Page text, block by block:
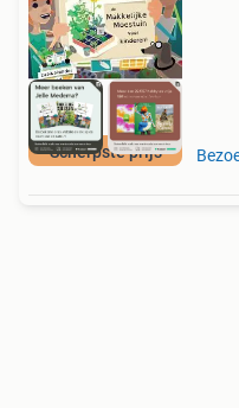
Scherpste prijs